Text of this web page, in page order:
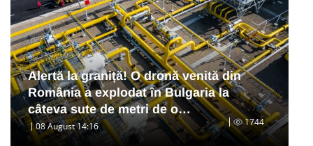
Alertă la graniță! O dronă venită din
România a explodat în Bulgaria la
câteva sute de metri de o…
08 August 14:16 1744